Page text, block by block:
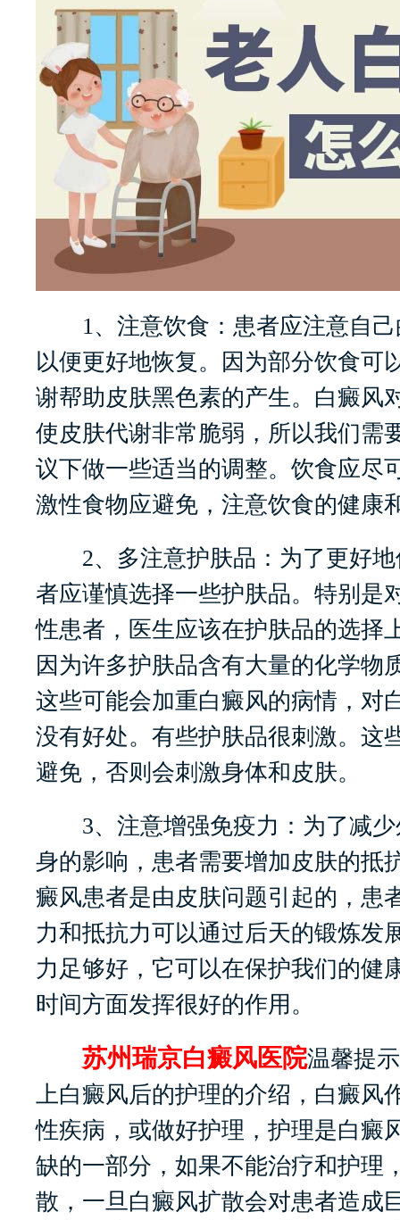
1、注意饮食：患者应注意自己
以便更好地恢复。因为部分饮食可
谢帮助皮肤黑色素的产生。白癜风
使皮肤代谢非常脆弱，所以我们需
议下做一些适当的调整。饮食应尽
激性食物应避免，注意饮食的健康
2、多注意护肤品：为了更好地
者应谨慎选择一些护肤品。特别是
性患者，医生应该在护肤品的选择
因为许多护肤品含有大量的化学物
这些可能会加重白癜风的病情，对
没有好处。有些护肤品很刺激。这
避免，否则会刺激身体和皮肤。
3、注意增强免疫力：为了减少
身的影响，患者需要增加皮肤的抵
癜风患者是由皮肤问题引起的，患
力和抵抗力可以通过后天的锻炼发
力足够好，它可以在保护我们的健
时间方面发挥很好的作用。
苏州瑞京白癜风医院温馨提
上白癜风后的护理的介绍，白癜风
性疾病，或做好护理，护理是白癜
缺的一部分，如果不能治疗和护理
散，一旦白癜风扩散会对患者造成